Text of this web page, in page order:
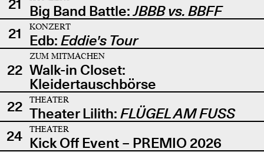
21 Big Band Battle:JBBB vs. BBFF
21
KONZERT
Edb: Eddie's Tour
22
ZUM MITMACHEN
Walk-in Closet:
Kleidertauschbörse
22
THEATER
Theater Lilith: FLÜGEL AM FUSS
24
THEATER
Kick Off Event – PREMIO 2026